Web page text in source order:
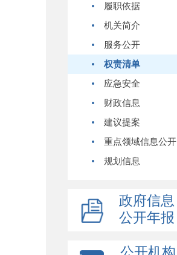
履职依据
机关简介
服务公开
权责清单
应急安全
财政信息
建议提案
重点领域信息公开
规划信息
政府信息
公开年报